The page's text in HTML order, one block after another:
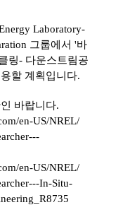
Laboratory-
그룹에서 '바
링- 다운스트림공
할 계획입니다.
바랍니다.
en-US/NREL/
en-US/NREL/
In-Situ-
R8735